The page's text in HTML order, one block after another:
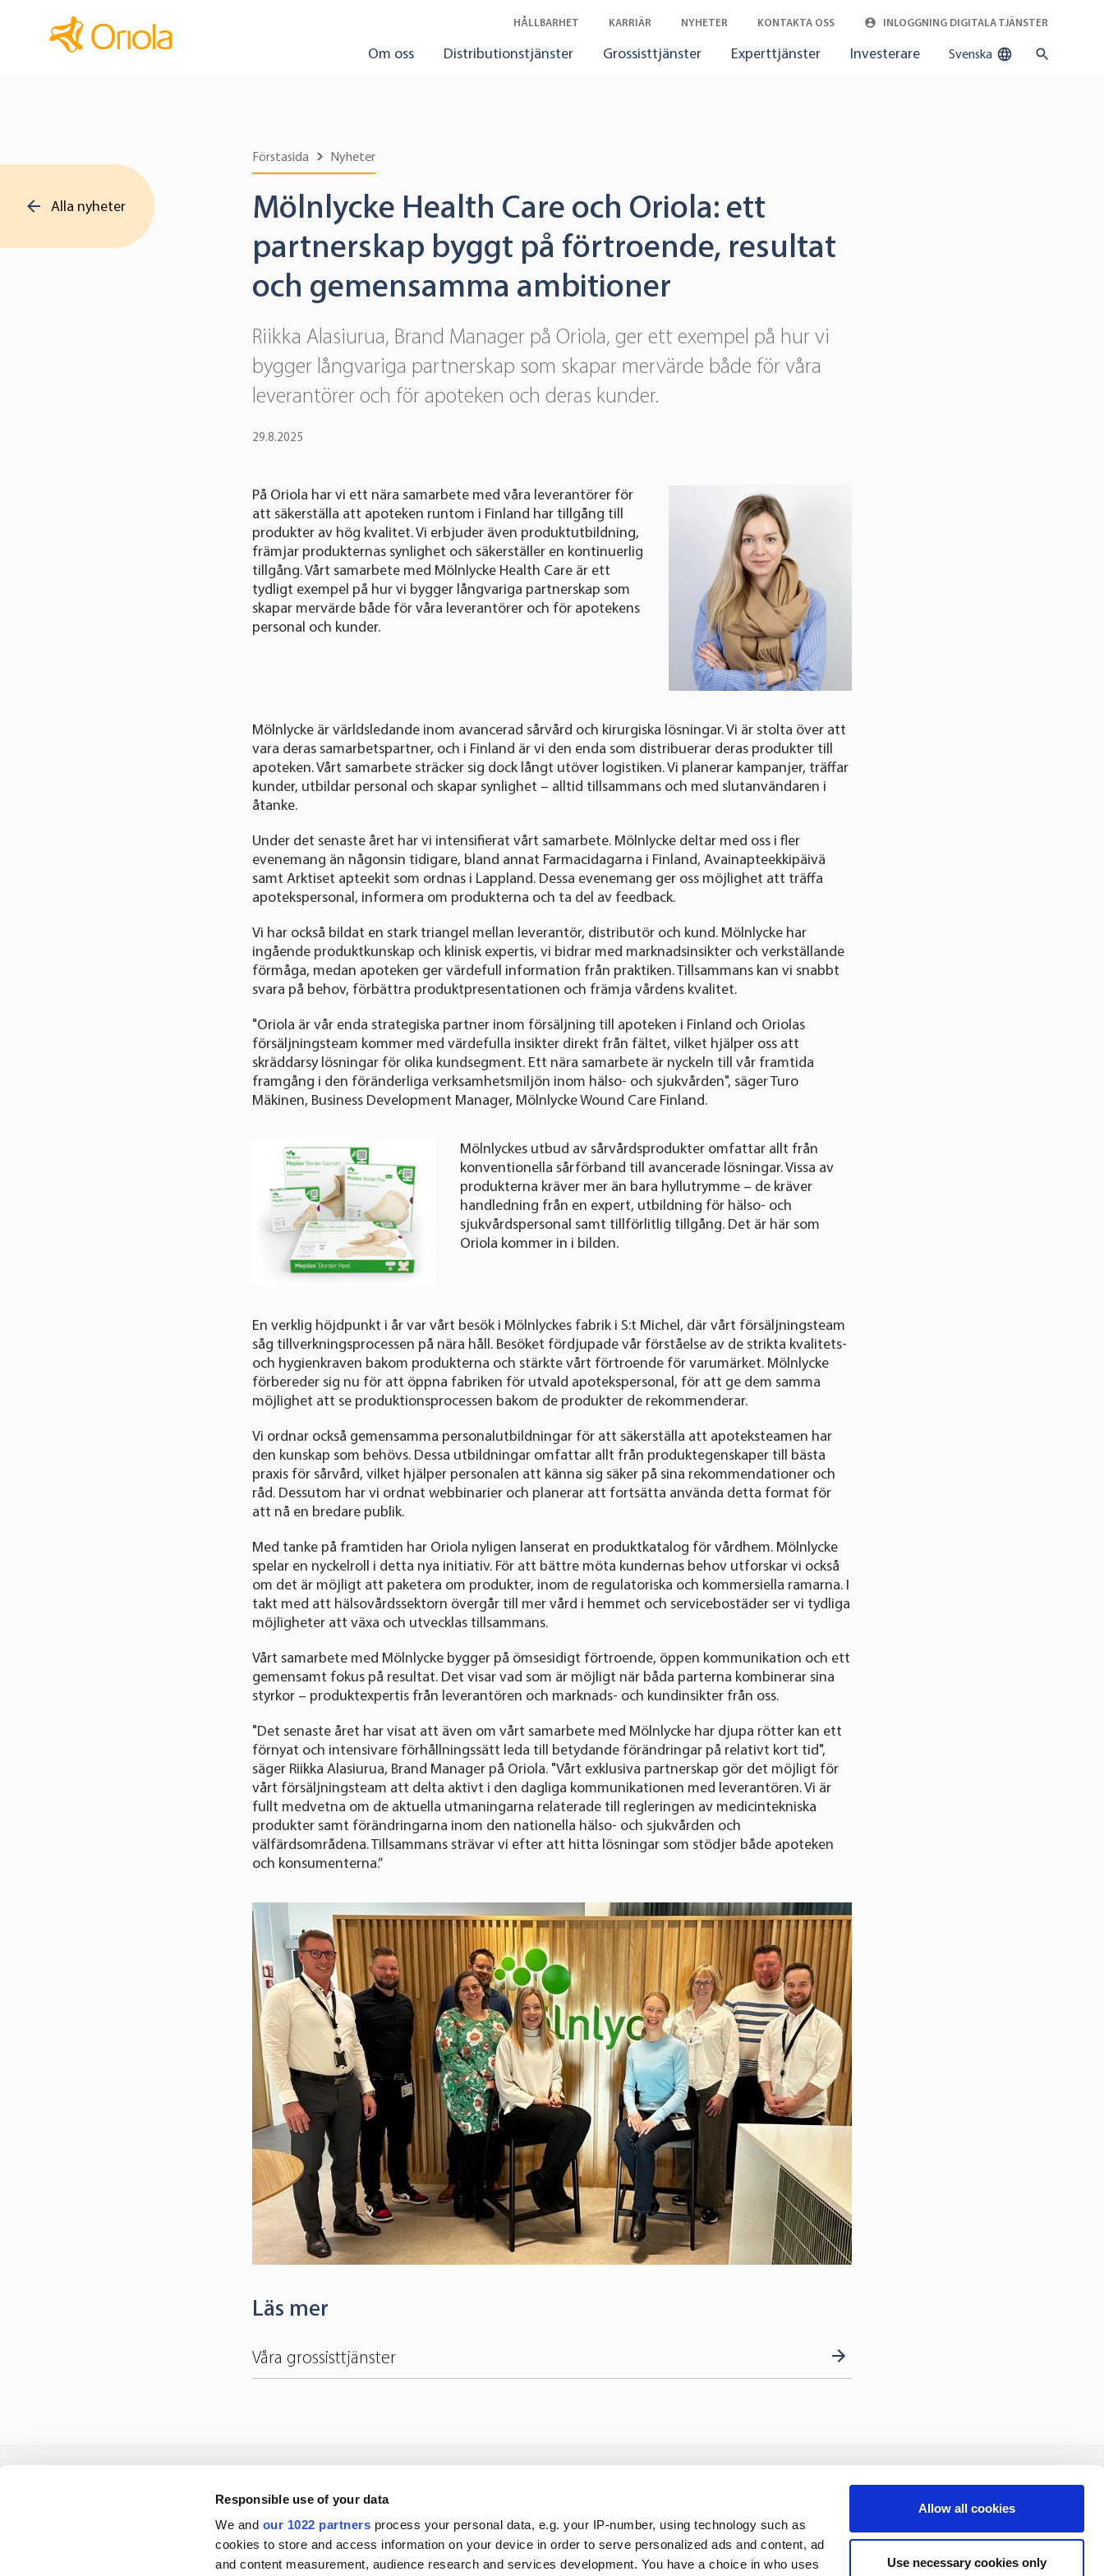
Responsible use of your data
We and our 1022 partners process your personal data, e.g. your IP-number, using technology such as
cookies to store and access information on your device in order to serve personalized ads and content, ad
and content measurement, audience research and services development. You have a choice in who uses
Allow all cookies
Use necessary cookies only
HÅLLBARHET KARRIÄR NYHETER KONTAKTA OSS INLOGGNING DIGITALA TJÄNSTER
Om oss Distributionstjänster Grossisttjänster Experttjänster Investerare Svenska
Alla nyheter
Förstasida Nyheter
Mölnlycke Health Care och Oriola: ett
partnerskap byggt på förtroende, resultat
och gemensamma ambitioner
Riikka Alasiurua, Brand Manager på Oriola, ger ett exempel på hur vi
bygger långvariga partnerskap som skapar mervärde både för våra
leverantörer och för apoteken och deras kunder.
29.8.2025
På Oriola har vi ett nära samarbete med våra leverantörer för
att säkerställa att apoteken runtom i Finland har tillgång till
produkter av hög kvalitet. Vi erbjuder även produktutbildning,
främjar produkternas synlighet och säkerställer en kontinuerlig
tillgång. Vårt samarbete med Mölnlycke Health Care är ett
tydligt exempel på hur vi bygger långvariga partnerskap som
skapar mervärde både för våra leverantörer och för apotekens
personal och kunder.
Mölnlycke är världsledande inom avancerad sårvård och kirurgiska lösningar. Vi är stolta över att
vara deras samarbetspartner, och i Finland är vi den enda som distribuerar deras produkter till
apoteken. Vårt samarbete sträcker sig dock långt utöver logistiken. Vi planerar kampanjer, träffar
kunder, utbildar personal och skapar synlighet – alltid tillsammans och med slutanvändaren i
åtanke.
Under det senaste året har vi intensifierat vårt samarbete. Mölnlycke deltar med oss i fler
evenemang än någonsin tidigare, bland annat Farmacidagarna i Finland, Avainapteekkipäivä
samt Arktiset apteekit som ordnas i Lappland. Dessa evenemang ger oss möjlighet att träffa
apotekspersonal, informera om produkterna och ta del av feedback.
Vi har också bildat en stark triangel mellan leverantör, distributör och kund. Mölnlycke har
ingående produktkunskap och klinisk expertis, vi bidrar med marknadsinsikter och verkställande
förmåga, medan apoteken ger värdefull information från praktiken. Tillsammans kan vi snabbt
svara på behov, förbättra produktpresentationen och främja vårdens kvalitet.
"Oriola är vår enda strategiska partner inom försäljning till apoteken i Finland och Oriolas
försäljningsteam kommer med värdefulla insikter direkt från fältet, vilket hjälper oss att
skräddarsy lösningar för olika kundsegment. Ett nära samarbete är nyckeln till vår framtida
framgång i den föränderliga verksamhetsmiljön inom hälso- och sjukvården", säger Turo
Mäkinen, Business Development Manager, Mölnlycke Wound Care Finland.
Mölnlyckes utbud av sårvårdsprodukter omfattar allt från
konventionella sårförband till avancerade lösningar. Vissa av
produkterna kräver mer än bara hyllutrymme – de kräver
handledning från en expert, utbildning för hälso- och
sjukvårdspersonal samt tillförlitlig tillgång. Det är här som
Oriola kommer in i bilden.
En verklig höjdpunkt i år var vårt besök i Mölnlyckes fabrik i S:t Michel, där vårt försäljningsteam
såg tillverkningsprocessen på nära håll. Besöket fördjupade vår förståelse av de strikta kvalitets-
och hygienkraven bakom produkterna och stärkte vårt förtroende för varumärket. Mölnlycke
förbereder sig nu för att öppna fabriken för utvald apotekspersonal, för att ge dem samma
möjlighet att se produktionsprocessen bakom de produkter de rekommenderar.
Vi ordnar också gemensamma personalutbildningar för att säkerställa att apoteksteamen har
den kunskap som behövs. Dessa utbildningar omfattar allt från produktegenskaper till bästa
praxis för sårvård, vilket hjälper personalen att känna sig säker på sina rekommendationer och
råd. Dessutom har vi ordnat webbinarier och planerar att fortsätta använda detta format för
att nå en bredare publik.
Med tanke på framtiden har Oriola nyligen lanserat en produktkatalog för vårdhem. Mölnlycke
spelar en nyckelroll i detta nya initiativ. För att bättre möta kundernas behov utforskar vi också
om det är möjligt att paketera om produkter, inom de regulatoriska och kommersiella ramarna. I
takt med att hälsovårdssektorn övergår till mer vård i hemmet och servicebostäder ser vi tydliga
möjligheter att växa och utvecklas tillsammans.
Vårt samarbete med Mölnlycke bygger på ömsesidigt förtroende, öppen kommunikation och ett
gemensamt fokus på resultat. Det visar vad som är möjligt när båda parterna kombinerar sina
styrkor – produktexpertis från leverantören och marknads- och kundinsikter från oss.
"Det senaste året har visat att även om vårt samarbete med Mölnlycke har djupa rötter kan ett
förnyat och intensivare förhållningssätt leda till betydande förändringar på relativt kort tid",
säger Riikka Alasiurua, Brand Manager på Oriola. "Vårt exklusiva partnerskap gör det möjligt för
vårt försäljningsteam att delta aktivt i den dagliga kommunikationen med leverantören. Vi är
fullt medvetna om de aktuella utmaningarna relaterade till regleringen av medicintekniska
produkter samt förändringarna inom den nationella hälso- och sjukvården och
välfärdsområdena. Tillsammans strävar vi efter att hitta lösningar som stödjer både apoteken
och konsumenterna.”
Läs mer
Våra grossisttjänster
tjänster
Karriär Nyheter